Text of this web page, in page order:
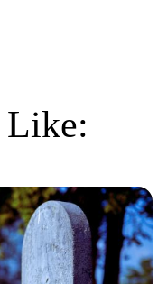
Like: